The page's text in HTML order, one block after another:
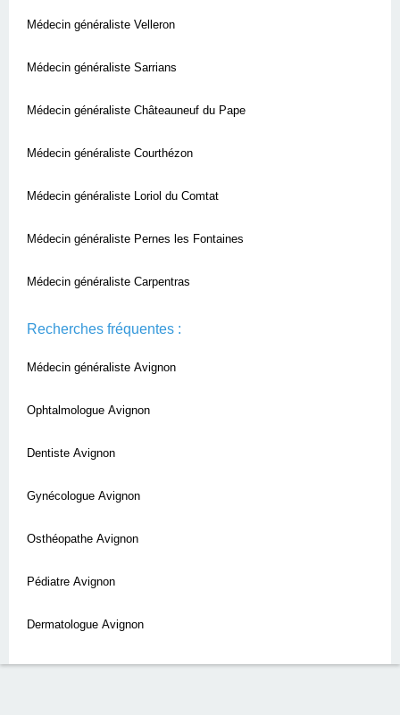
Médecin généraliste Velleron
Médecin généraliste Sarrians
Médecin généraliste Châteauneuf du Pape
Médecin généraliste Courthézon
Médecin généraliste Loriol du Comtat
Médecin généraliste Pernes les Fontaines
Médecin généraliste Carpentras
Recherches fréquentes :
Médecin généraliste Avignon
Ophtalmologue Avignon
Dentiste Avignon
Gynécologue Avignon
Osthéopathe Avignon
Pédiatre Avignon
Dermatologue Avignon